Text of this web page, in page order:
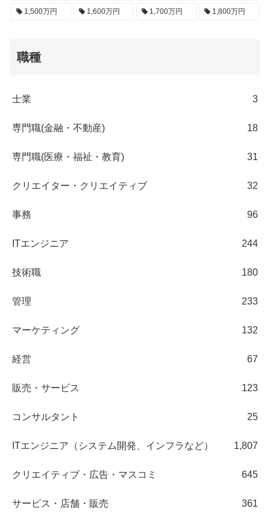
1,500万円 1,600万円 1,700万円 1,800万円
職種
士業 3
専門職(金融・不動産) 18
専門職(医療・福祉・教育) 31
クリエイター・クリエイティブ 32
事務 96
ITエンジニア 244
技術職 180
管理 233
マーケティング 132
経営 67
販売・サービス 123
コンサルタント 25
ITエンジニア（システム開発、インフラなど） 1,807
クリエイティブ・広告・マスコミ 645
サービス・店舗・販売 361